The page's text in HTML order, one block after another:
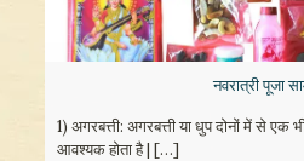
नवरात्री पूजा
1) अगरबत्ती: अगरबत्ती या धुप दोनों में से
आवश्यक होता है | […]